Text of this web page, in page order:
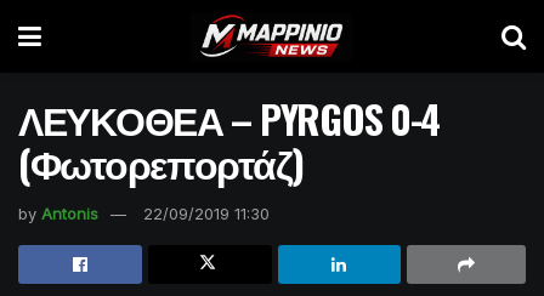
ΛΕΥΚΟΘΕΑ – PYRGOS 0-4
(Φωτορεπορτάζ)
by Antonis 22/09/2019 11:30